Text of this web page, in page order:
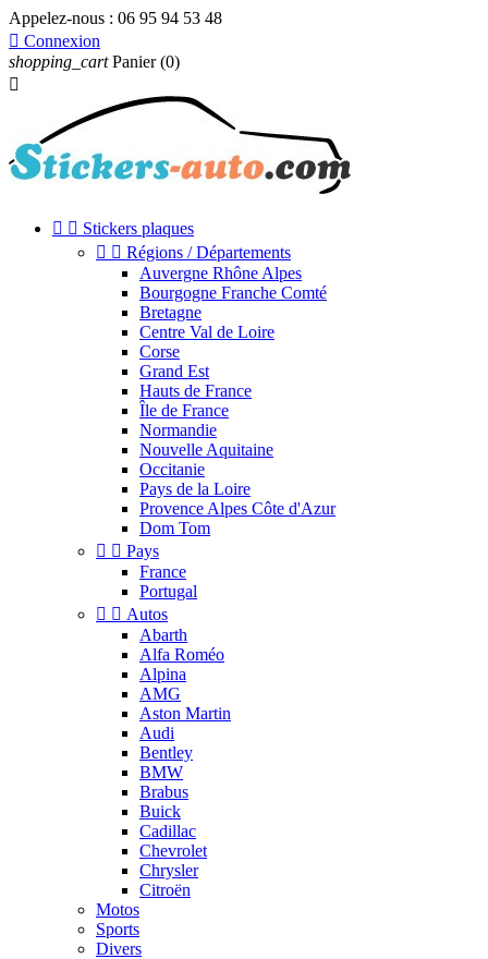
Appelez-nous : 06 95 94 53 48
 Connexion
shopping_cart Panier (0)

  Stickers plaques
  Régions / Départements
Auvergne Rhône Alpes
Bourgogne Franche Comté
Bretagne
Centre Val de Loire
Corse
Grand Est
Hauts de France
Île de France
Normandie
Nouvelle Aquitaine
Occitanie
Pays de la Loire
Provence Alpes Côte d'Azur
Dom Tom
  Pays
France
Portugal
  Autos
Abarth
Alfa Roméo
Alpina
AMG
Aston Martin
Audi
Bentley
BMW
Brabus
Buick
Cadillac
Chevrolet
Chrysler
Citroën
Motos
Sports
Divers